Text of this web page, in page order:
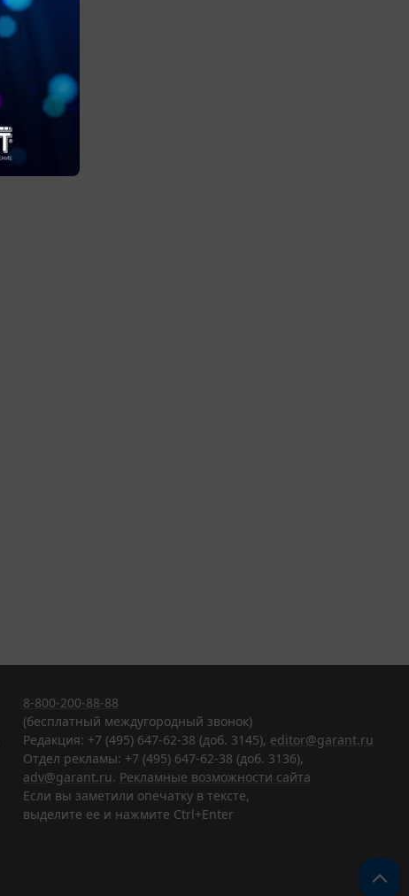
8-800-200-88-88
(бесплатный междугородный звонок)
Редакция: +7 (495) 647-62-38 (доб. 3145), editor@garant.ru
Отдел рекламы: +7 (495) 647-62-38 (доб. 3136),
adv@garant.ru. Рекламные возможности сайта
Если вы заметили опечатку в тексте,
выделите ее и нажмите Ctrl+Enter